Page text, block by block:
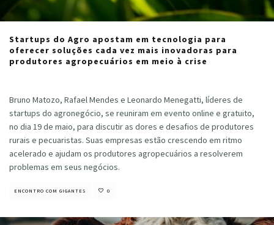
Startups do Agro apostam em tecnologia para
oferecer soluções cada vez mais inovadoras para
produtores agropecuários em meio à crise
Bruno Matozo, Rafael Mendes e Leonardo Menegatti, líderes de
startups do agronegócio, se reuniram em evento online e gratuito,
no dia 19 de maio, para discutir as dores e desafios de produtores
rurais e pecuaristas. Suas empresas estão crescendo em ritmo
acelerado e ajudam os produtores agropecuários a resolverem
problemas em seus negócios.
ENCONTRO COM GIGANTES 0